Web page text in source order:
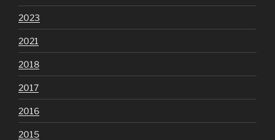
2023
2021
2018
2017
2016
2015